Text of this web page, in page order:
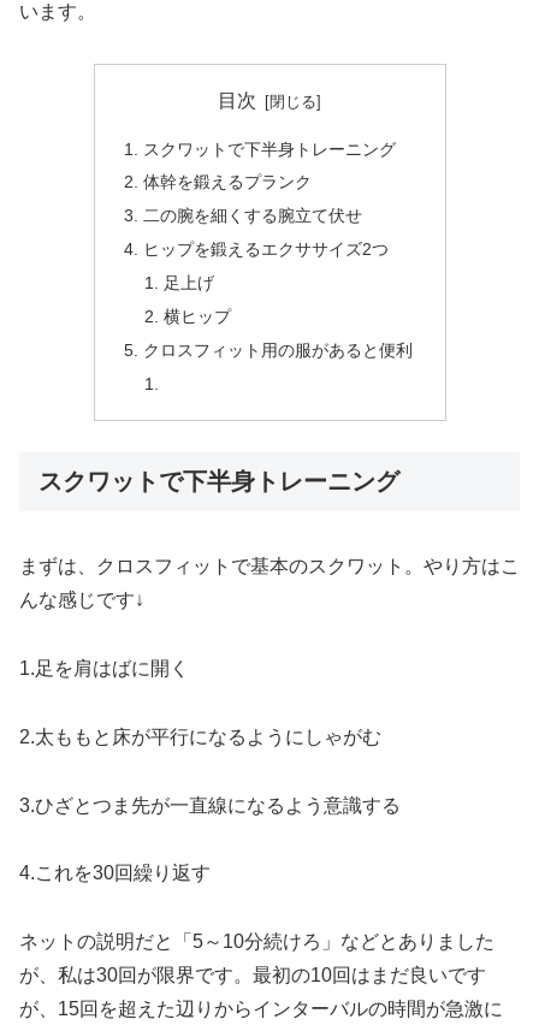
います。
目次
スクワットで下半身トレーニング
体幹を鍛えるプランク
二の腕を細くする腕立て伏せ
ヒップを鍛えるエクササイズ2つ
足上げ
横ヒップ
クロスフィット用の服があると便利
スクワットで下半身トレーニング
まずは、クロスフィットで基本のスクワット。やり方はこ
んな感じです↓
1.足を肩はばに開く
2.太ももと床が平行になるようにしゃがむ
3.ひざとつま先が一直線になるよう意識する
4.これを30回繰り返す
ネットの説明だと「5～10分続けろ」などとありました
が、私は30回が限界です。最初の10回はまだ良いです
が、15回を超えた辺りからインターバルの時間が急激に